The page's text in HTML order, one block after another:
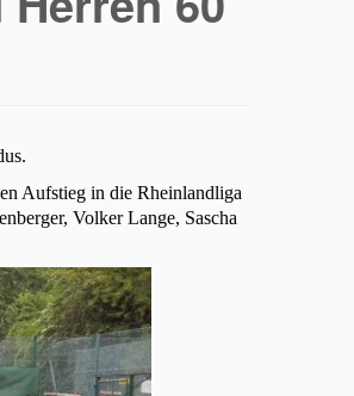
Aufstieg in die Rheinlandliga
Volker Lange, Sascha